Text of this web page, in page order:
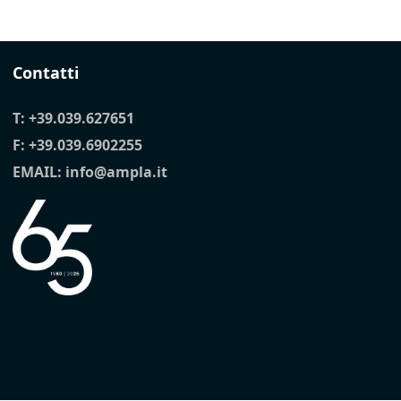
Contatti
T: +39.039.627651
F: +39.039.6902255
EMAIL: info@ampla.it